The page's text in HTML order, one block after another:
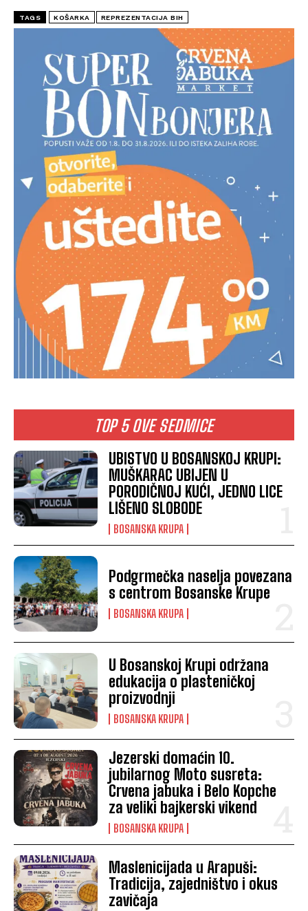
TOP 5 OVE SEDMICE
UBISTVO U BOSANSKOJ KRUPI:
MUŠKARAC UBIJEN U
PORODIČNOJ KUĆI, JEDNO LICE
LIŠENO SLOBODE
BOSANSKA KRUPA
Podgrmečka naselja povezana
s centrom Bosanske Krupe
BOSANSKA KRUPA
U Bosanskoj Krupi održana
edukacija o plasteničkoj
proizvodnji
BOSANSKA KRUPA
Jezerski domaćin 10.
jubilarnog Moto susreta:
Crvena jabuka i Belo Kopche
za veliki bajkerski vikend
BOSANSKA KRUPA
Maslenicijada u Arapuši:
Tradicija, zajedništvo i okus
zavičaja
TAGS KOŠARKA REPREZENTACIJA BIH